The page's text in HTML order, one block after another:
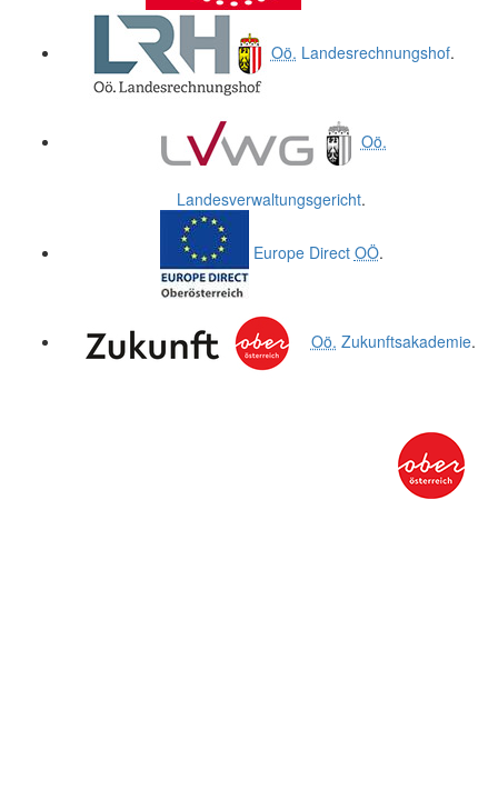
Oö. Landesrechnungshof.
Oö.
Landesverwaltungsgericht.
Europe Direct OÖ.
Oö. Zukunftsakademie.